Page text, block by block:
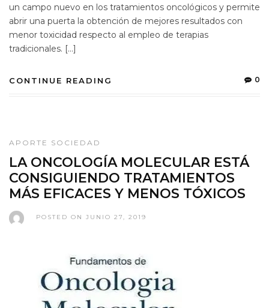
un campo nuevo en los tratamientos oncológicos y permite
abrir una puerta la obtención de mejores resultados con
menor toxicidad respecto al empleo de terapias
tradicionales. […]
CONTINUE READING 0
APORTE SOCIEDAD
LA ONCOLOGÍA MOLECULAR ESTÁ
CONSIGUIENDO TRATAMIENTOS
MÁS EFICACES Y MENOS TÓXICOS
POSTED ON JUNIO 27, 2019